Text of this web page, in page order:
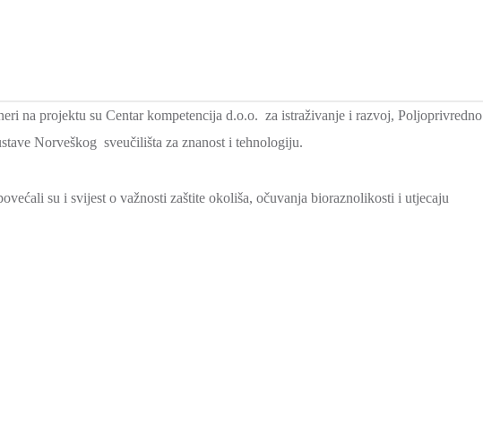
na projektu su Centar kompetencija d.o.o. za istraživanje i razvoj, Poljoprivredno
Norveškog sveučilišta za znanost i tehnologiju.
su i svijest o važnosti zaštite okoliša, očuvanja bioraznolikosti i utjecaju